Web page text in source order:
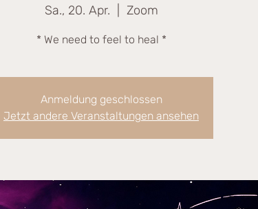
Sa., 20. Apr. Zoom
* We need to feel to heal *
Anmeldung geschlossen
Jetzt andere Veranstaltungen ansehen